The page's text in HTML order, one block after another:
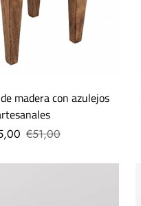
madera con azulejos
€51,00